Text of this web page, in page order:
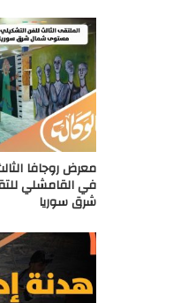
معرض روجافا
في القامشلي
شرق سوريا